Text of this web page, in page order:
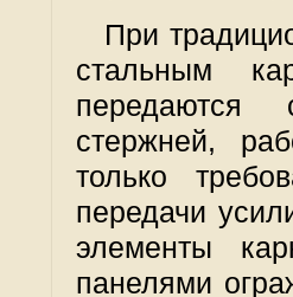
При
стальным
передаются
стержней,
только
передачи
элементы
панелями